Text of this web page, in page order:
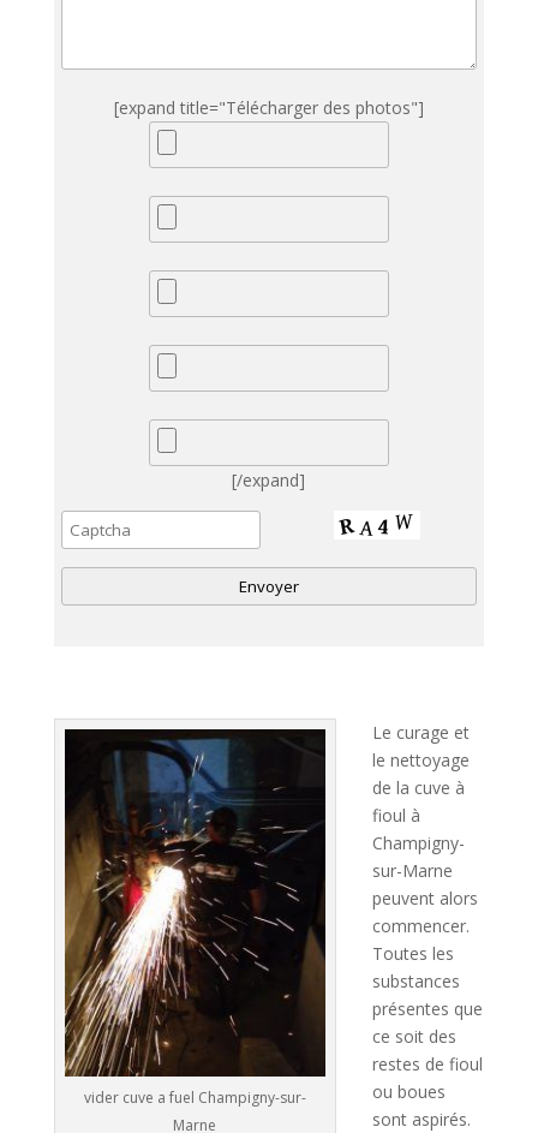
[expand title="Télécharger des photos"]
[/expand]
t
vider cuve a fuel Champigny-sur-
Marne
Le curage et
le nettoyage
de la cuve à
fioul à
Champigny-
sur-Marne
peuvent alors
commencer.
Toutes les
substances
présentes que
ce soit des
restes de fioul
ou boues
sont aspirés.